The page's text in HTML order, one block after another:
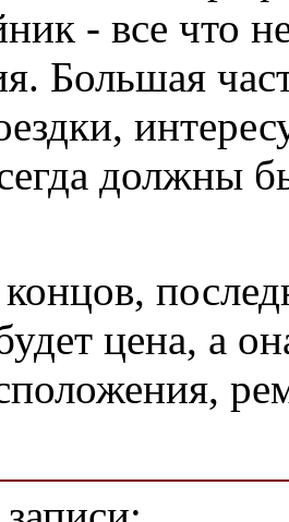
- все что
Большая
должны
цена, а